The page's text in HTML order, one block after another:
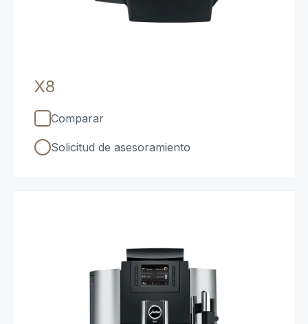
X8
Comparar
Solicitud de asesoramiento